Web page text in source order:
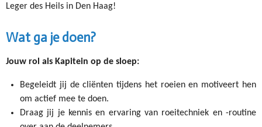
Leger des Heils in Den Haag!
Wat ga je doen?
Jouw rol als Kapitein op de sloep:
Begeleidt jij de cliënten tijdens het roeien en motiveert hen
om actief mee te doen.
Draag jij je kennis en ervaring van roeitechniek en -routine